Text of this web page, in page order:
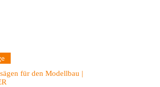
für den Modellbau |